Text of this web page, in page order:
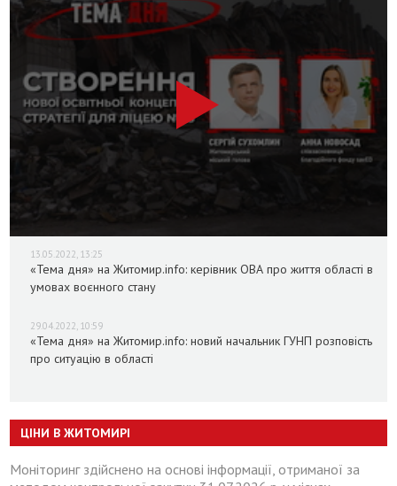
13.05.2022, 13:25
«Тема дня» на Житомир.info: керівник ОВА про життя області в
умовах воєнного стану
29.04.2022, 10:59
«Тема дня» на Житомир.info: новий начальник ГУНП розповість
про ситуацію в області
ЦІНИ В ЖИТОМИРІ
Моніторинг здійснено на основі інформації, отриманої за